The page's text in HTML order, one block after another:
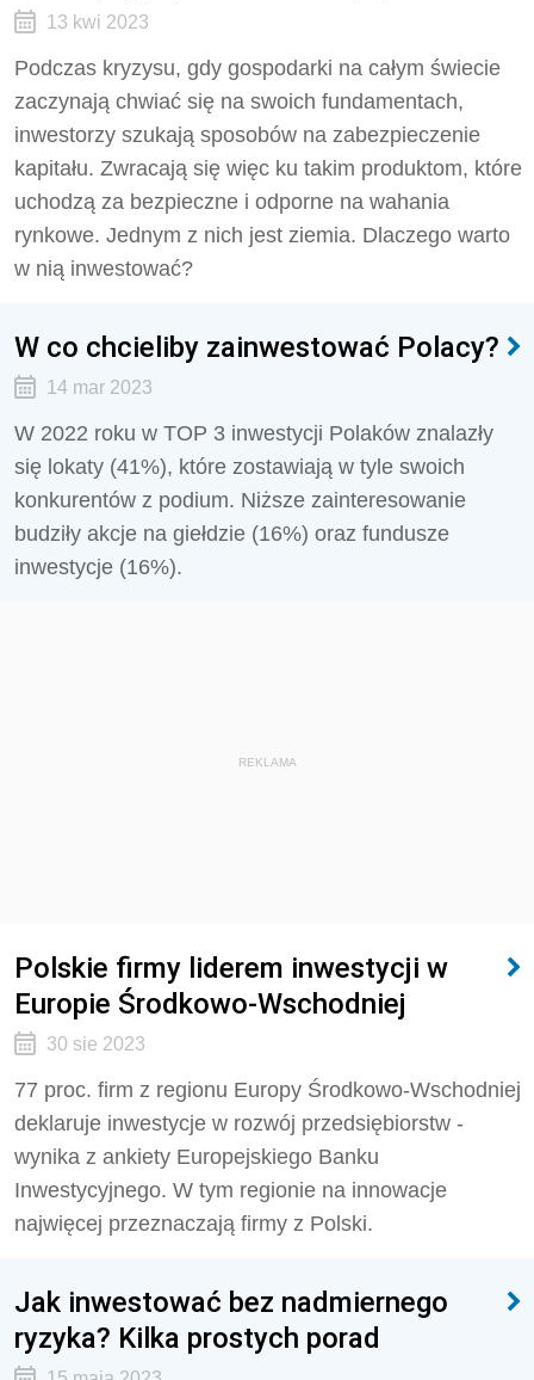
13 kwi 2023
Podczas kryzysu, gdy gospodarki na całym świecie
zaczynają chwiać się na swoich fundamentach,
inwestorzy szukają sposobów na zabezpieczenie
kapitału. Zwracają się więc ku takim produktom, które
uchodzą za bezpieczne i odporne na wahania
rynkowe. Jednym z nich jest ziemia. Dlaczego warto
w nią inwestować?
W co chcieliby zainwestować Polacy?
14 mar 2023
W 2022 roku w TOP 3 inwestycji Polaków znalazły
się lokaty (41%), które zostawiają w tyle swoich
konkurentów z podium. Niższe zainteresowanie
budziły akcje na giełdzie (16%) oraz fundusze
inwestycje (16%).
REKLAMA
Polskie firmy liderem inwestycji w
Europie Środkowo-Wschodniej
30 sie 2023
77 proc. firm z regionu Europy Środkowo-Wschodniej
deklaruje inwestycje w rozwój przedsiębiorstw -
wynika z ankiety Europejskiego Banku
Inwestycyjnego. W tym regionie na innowacje
najwięcej przeznaczają firmy z Polski.
Jak inwestować bez nadmiernego
ryzyka? Kilka prostych porad